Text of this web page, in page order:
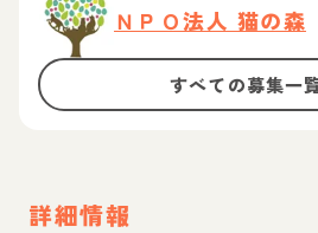
ＮＰＯ法人 猫の森
すべての募集一
詳細情報